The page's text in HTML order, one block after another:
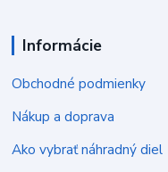
Informácie
Obchodné podmienky
Nákup a doprava
Ako vybrať náhradný diel